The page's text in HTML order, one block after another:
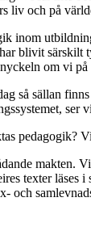
liv och på
inom
blivit särskilt
om vi
så sällan
ser
pedagogik?
makten.
texter läses i
och